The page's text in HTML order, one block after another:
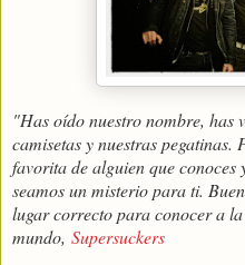
"Has oído nuestro nombre, has
camisetas y nuestras pegatinas.
favorita de alguien que
seamos un misterio para ti.
lugar correcto para conocer a
mundo, Supersuckers